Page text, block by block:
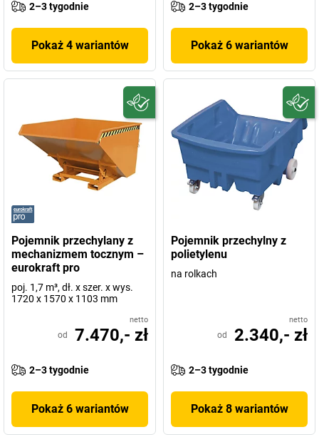
2–3 tygodnie
Pokaż 4 wariantów
2–3 tygodnie
Pokaż 6 wariantów
Pojemnik przechylany z
mechanizmem tocznym –
eurokraft pro
poj. 1,7 m³, dł. x szer. x wys.
1720 x 1570 x 1103 mm
netto
od 7.470,- zł
2–3 tygodnie
Pokaż 6 wariantów
Pojemnik przechylny z
polietylenu
na rolkach
netto
od 2.340,- zł
2–3 tygodnie
Pokaż 8 wariantów